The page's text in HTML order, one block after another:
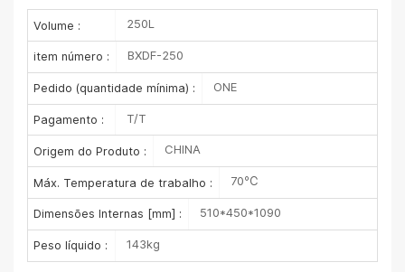
Volume : 250L
item número : BXDF-250
Pedido (quantidade mínima) : ONE
Pagamento : T/T
Origem do Produto : CHINA
Máx. Temperatura de trabalho : 70℃
Dimensões Internas [mm] : 510*450*1090
Peso líquido : 143kg